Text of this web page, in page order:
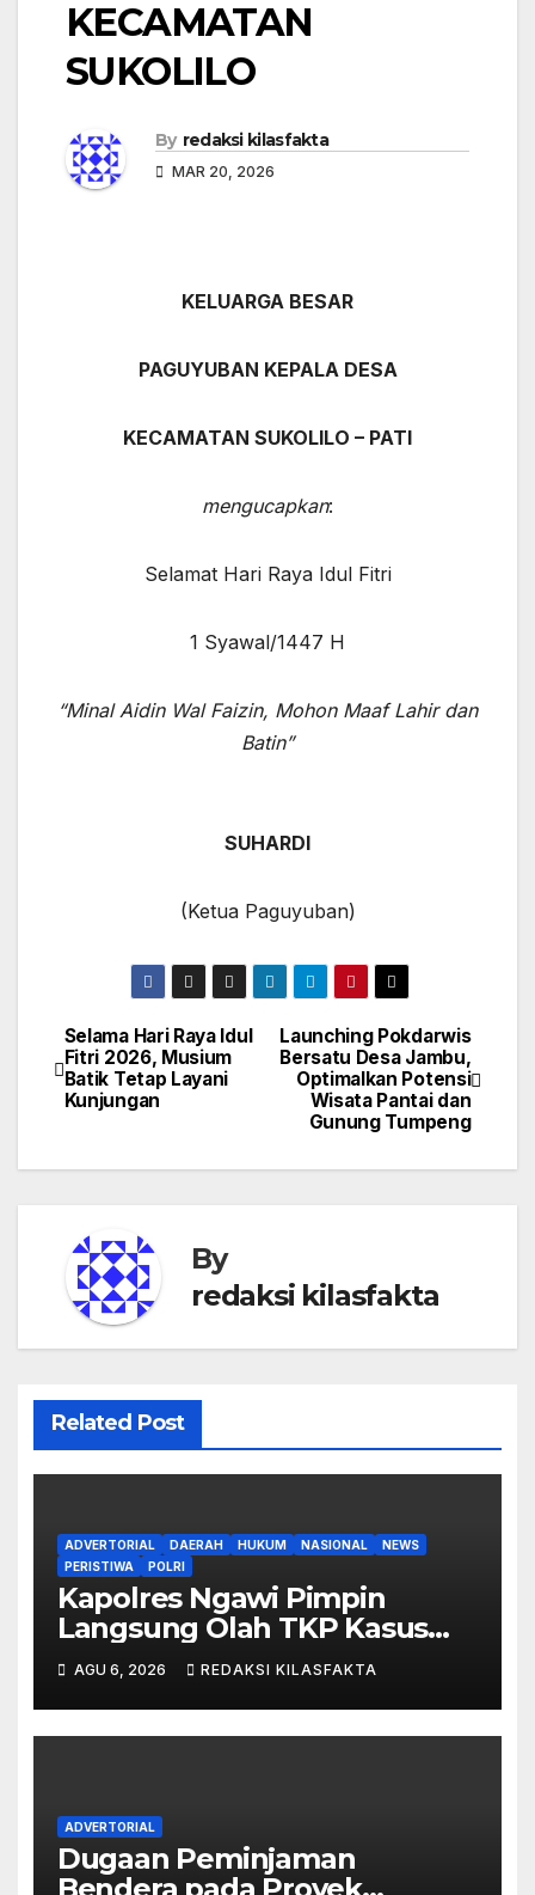
KECAMATAN
SUKOLILO
By redaksi kilasfakta
MAR 20, 2026
KELUARGA BESAR
PAGUYUBAN KEPALA DESA
KECAMATAN SUKOLILO – PATI
mengucapkan:
Selamat Hari Raya Idul Fitri
1 Syawal/1447 H
“Minal Aidin Wal Faizin, Mohon Maaf Lahir dan
Batin”
SUHARDI
(Ketua Paguyuban)
Navigasi
pos
Launching Pokdarwis
Bersatu Desa Jambu,
Optimalkan Potensi
Wisata Pantai dan
Gunung Tumpeng
Selama Hari Raya Idul
Fitri 2026, Musium
Batik Tetap Layani
Kunjungan
By
redaksi kilasfakta
Related Post
ADVERTORIAL DAERAH HUKUM NASIONAL
NEWS
PERISTIWA
POLRI
Kapolres Ngawi Pimpin
Langsung Olah TKP Kasus
Penganiayaan Berujung
Meninggal Dunia di
Kedunggalar
AGU 6, 2026 REDAKSI KILASFAKTA
ADVERTORIAL
Dugaan Peminjaman